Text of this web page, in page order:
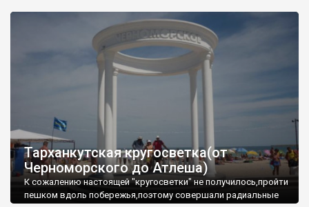
Тарханкутская кругосветка(от
Черноморского до Атлеша)
К сожалению настоящей "кругосветки" не получилось,пройти
пешком вдоль побережья,поэтому совершали радиальные